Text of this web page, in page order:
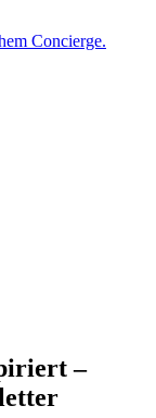
Concierge.
–